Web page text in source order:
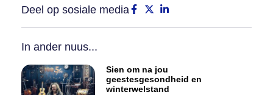
Deel op sosiale media
In ander nuus...
Sien om na jou
geestesgesondheid en
winterwelstand